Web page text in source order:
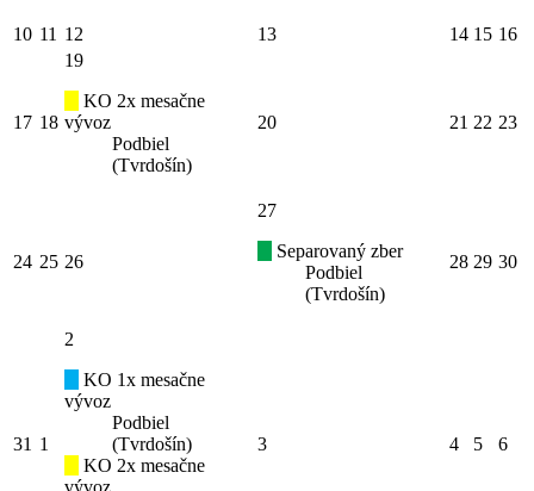
10 11 12 13 14 15 16
17 18
19
KO 2x mesačne
vývoz
Podbiel
(Tvrdošín)
20 21 22 23
24 25 26
27
Separovaný zber
Podbiel
(Tvrdošín)
28 29 30
31 1
2
KO 1x mesačne
vývoz
Podbiel
(Tvrdošín)
KO 2x mesačne
vývoz
3 4 5 6